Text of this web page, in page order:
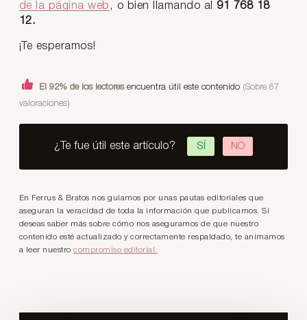
de la página web , o bien llamando al 91 768 18
12.
¡Te esperamos!
El 92% de los lectoresencuentra útil este contenido (Sobre 67
valoraciones)
¿Te fue útil este artículo? SÍ NO
En Ferrus & Bratos nos guiamos por unas pautas editoriales que
aseguran la veracidad de toda la información que publicamos. Si
deseas saber más sobre cómo nos aseguramos de que nuestro
contenido esté actualizado y correctamente respaldado, te animamos
a leer nuestrocompromiso editorial.